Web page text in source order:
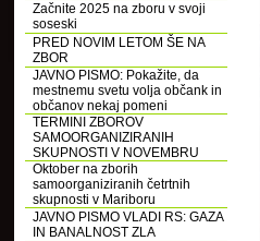
Začnite 2025 na zboru v svoji
soseski
PRED NOVIM LETOM ŠE NA
ZBOR
JAVNO PISMO: Pokažite, da
mestnemu svetu volja občank in
občanov nekaj pomeni
TERMINI ZBOROV
SAMOORGANIZIRANIH
SKUPNOSTI V NOVEMBRU
Oktober na zborih
samoorganiziranih četrtnih
skupnosti v Mariboru
JAVNO PISMO VLADI RS: GAZA
IN BANALNOST ZLA